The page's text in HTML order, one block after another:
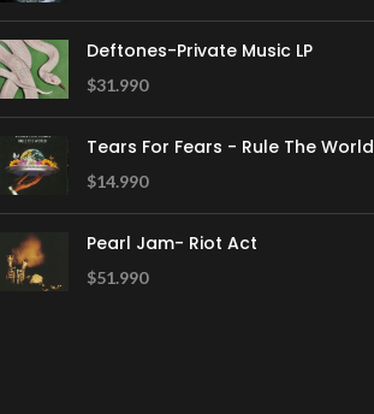
Deftones-Private Music LP
$31.990
Tears For Fears - Rule The World
$14.990
Pearl Jam- Riot Act
$51.990